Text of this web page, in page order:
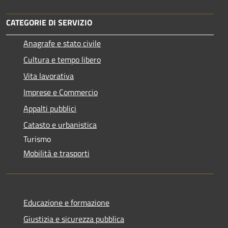
CATEGORIE DI SERVIZIO
Anagrafe e stato civile
Cultura e tempo libero
Vita lavorativa
Imprese e Commercio
Appalti pubblici
Catasto e urbanistica
Turismo
Mobilità e trasporti
Educazione e formazione
Giustizia e sicurezza pubblica